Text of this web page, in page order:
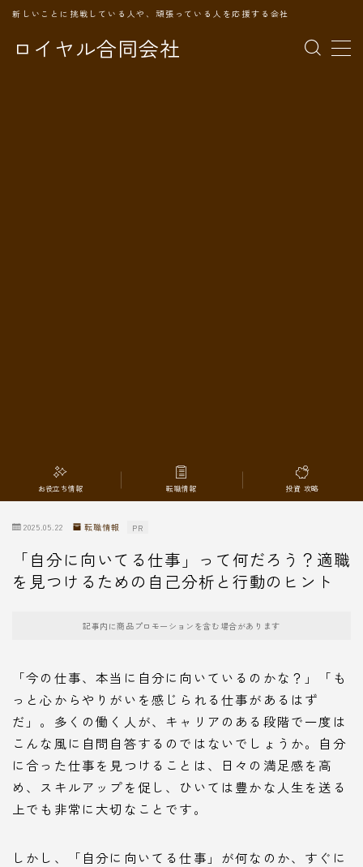
ロイヤル合同会社
新しいことに挑戦している人や、頑張っている人を応援する会社
MENU
お役立ち情報 転職情報 投資 攻略
2025.05.22 転職情報 PR
「自分に向いてる仕事」って何だろう？適職
を見つけるための自己分析と行動のヒント
記事内に商品プロモーションを含む場合があります
「今の仕事、本当に自分に向いているのかな？」「も
っと心からやりがいを感じられる仕事があるはず
だ」。多くの働く人が、キャリアのある段階で一度は
こんな風に自問自答するのではないでしょうか。自分
に合った仕事を見つけることは、日々の満足感を高
め、スキルアップを促し、ひいては豊かな人生を送る
上でも非常に大切なことです。
しかし、「自分に向いてる仕事」が何なのか、すぐに